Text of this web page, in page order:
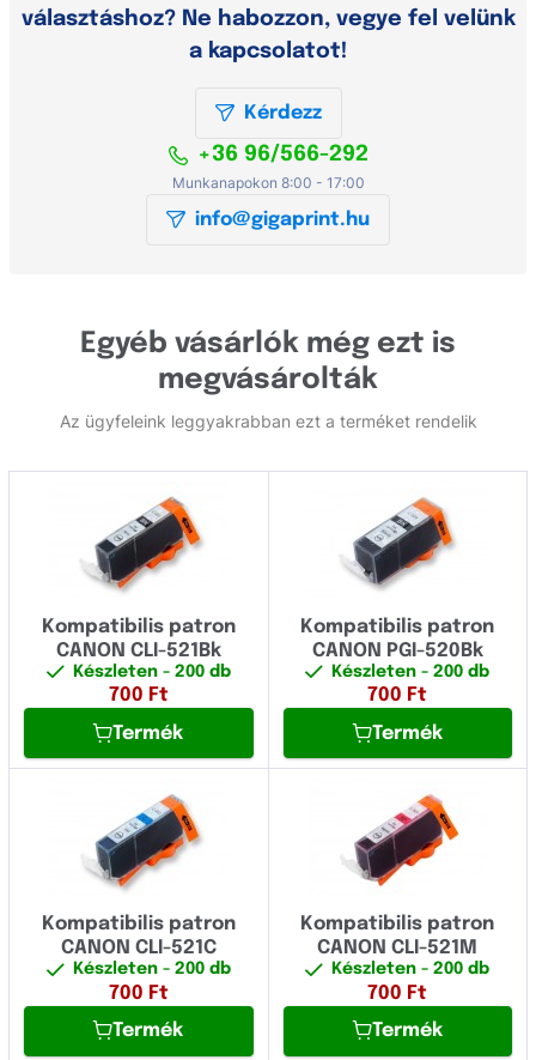
választáshoz? Ne habozzon, vegye fel velünk
a kapcsolatot!
Kérdezz
+36 96/566-292
Munkanapokon 8:00 - 17:00
info@gigaprint.hu
Egyéb vásárlók még ezt is
megvásárolták
Az ügyfeleink leggyakrabban ezt a terméket rendelik
Kompatibilis patron
CANON CLI-521Bk
Készleten - 200 db
700 Ft
Termék
Kompatibilis patron
CANON PGI-520Bk
Készleten- 200 db
700 Ft
Termék
Kompatibilis patron
CANON CLI-521C
Készleten - 200 db
700 Ft
Termék
Kompatibilis patron
CANON CLI-521M
Készleten- 200 db
700 Ft
Termék